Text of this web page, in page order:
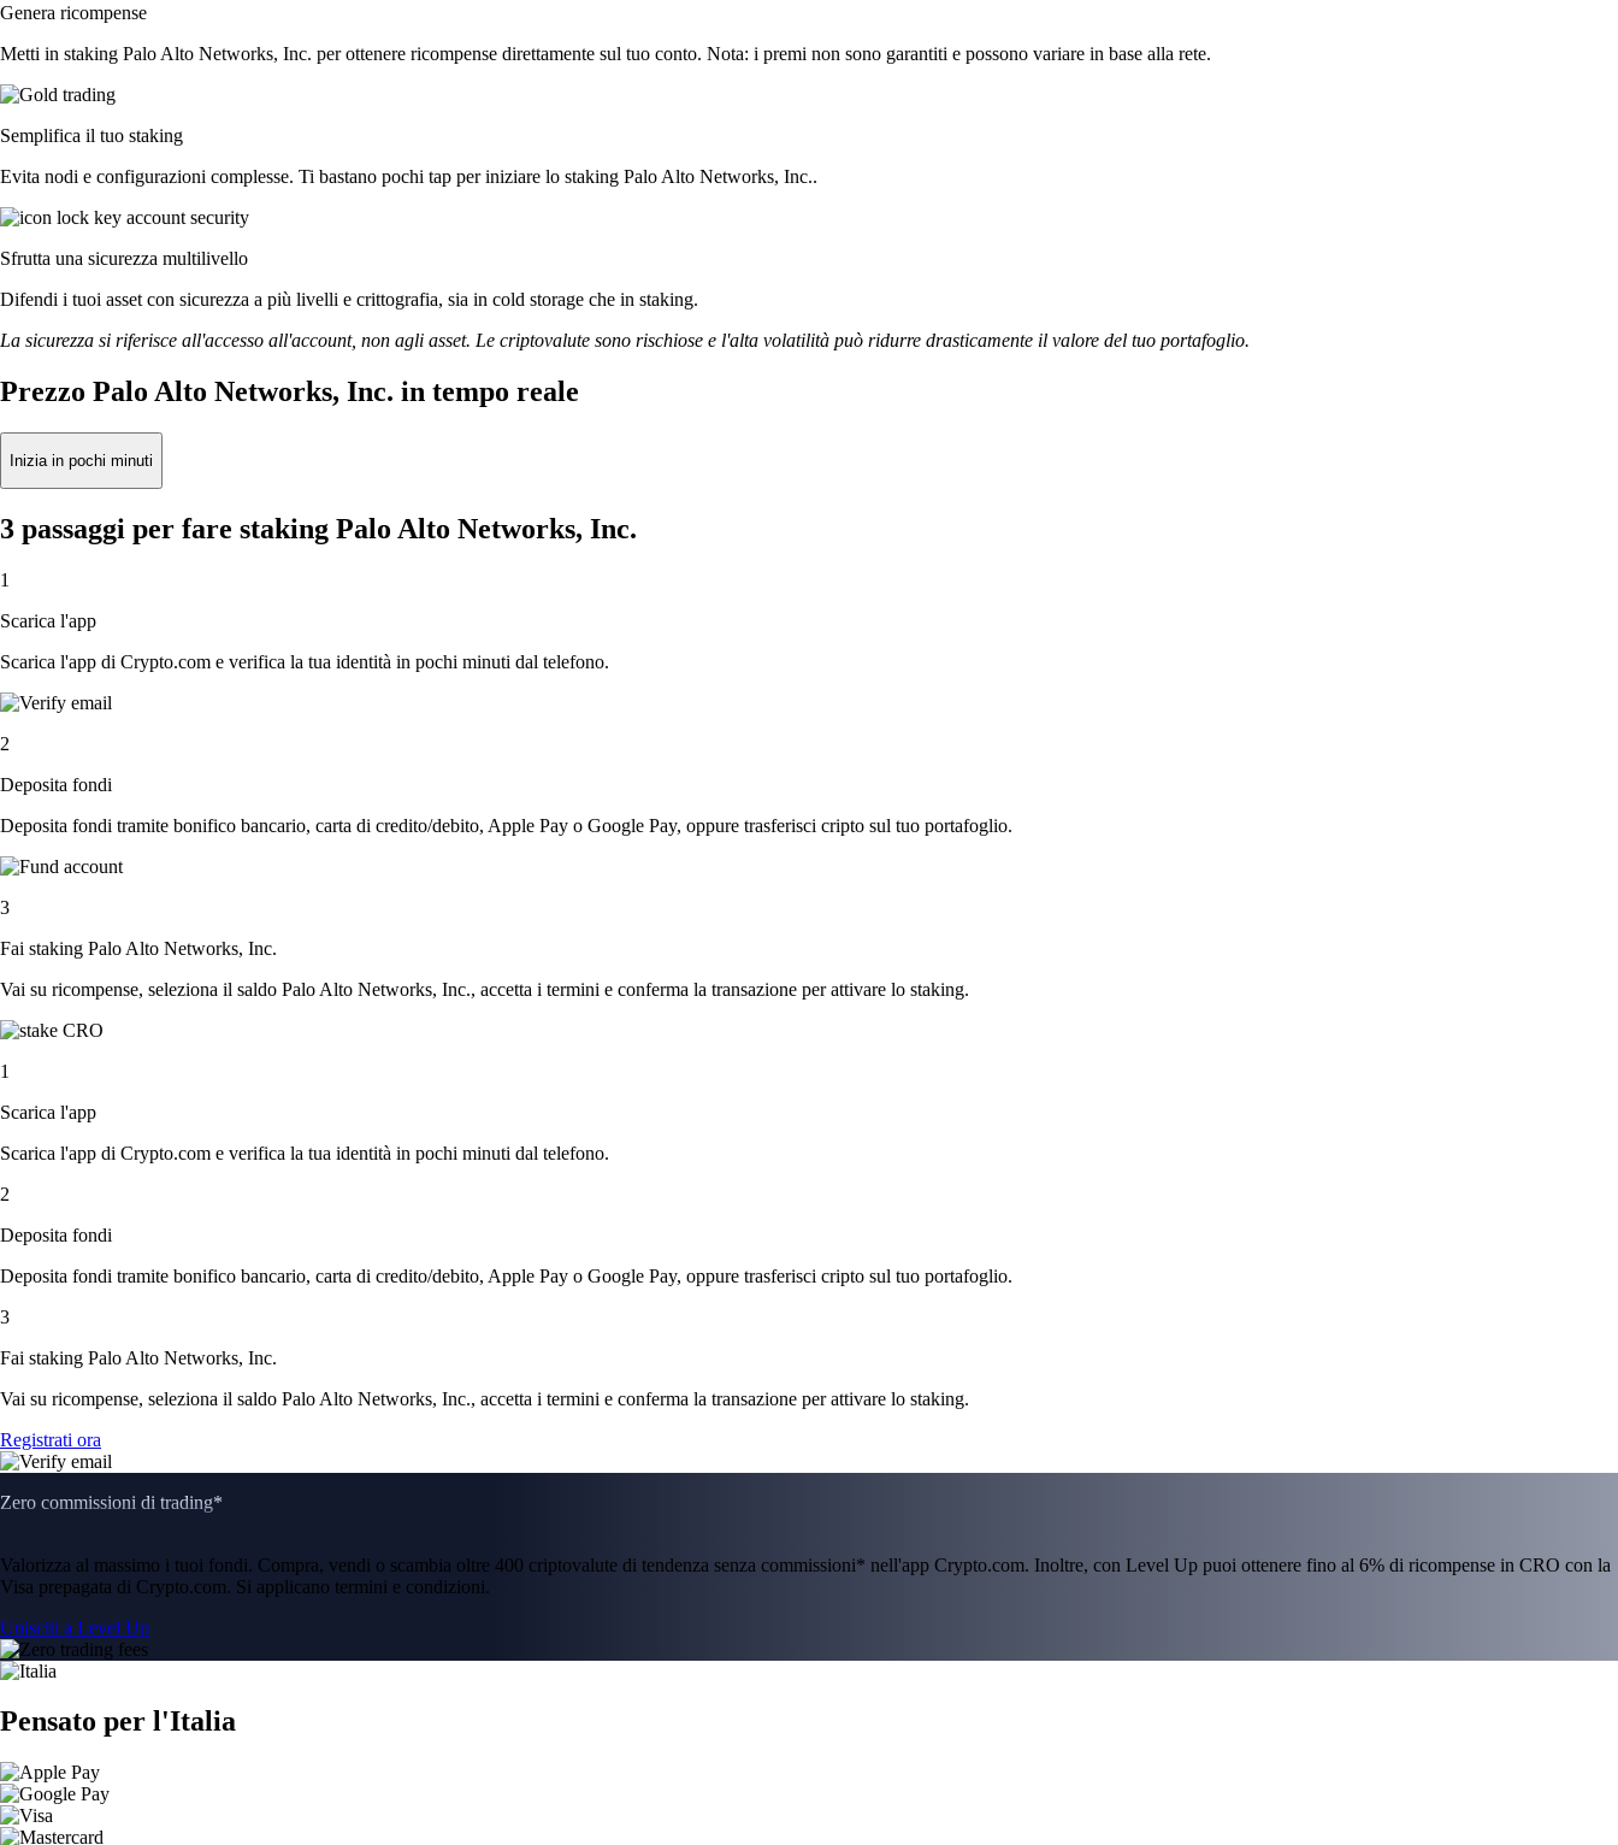
Genera ricompense
Metti in staking Palo Alto Networks, Inc. per ottenere ricompense direttamente sul tuo conto. Nota: i premi non sono garantiti e possono variare in base alla rete.
Semplifica il tuo staking
Evita nodi e configurazioni complesse. Ti bastano pochi tap per iniziare lo staking Palo Alto Networks, Inc..
Sfrutta una sicurezza multilivello
Difendi i tuoi asset con sicurezza a più livelli e crittografia, sia in cold storage che in staking.
La sicurezza si riferisce all'accesso all'account, non agli asset. Le criptovalute sono rischiose e l'alta volatilità può ridurre drasticamente il valore del tuo portafoglio.
Prezzo Palo Alto Networks, Inc. in tempo reale
Inizia in pochi minuti
3 passaggi per fare staking Palo Alto Networks, Inc.
1
Scarica l'app
Scarica l'app di Crypto.com e verifica la tua identità in pochi minuti dal telefono.
2
Deposita fondi
Deposita fondi tramite bonifico bancario, carta di credito/debito, Apple Pay o Google Pay, oppure trasferisci cripto sul tuo portafoglio.
3
Fai staking Palo Alto Networks, Inc.
Vai su ricompense, seleziona il saldo Palo Alto Networks, Inc., accetta i termini e conferma la transazione per attivare lo staking.
1
Scarica l'app
Scarica l'app di Crypto.com e verifica la tua identità in pochi minuti dal telefono.
2
Deposita fondi
Deposita fondi tramite bonifico bancario, carta di credito/debito, Apple Pay o Google Pay, oppure trasferisci cripto sul tuo portafoglio.
3
Fai staking Palo Alto Networks, Inc.
Vai su ricompense, seleziona il saldo Palo Alto Networks, Inc., accetta i termini e conferma la transazione per attivare lo staking.
Registrati ora
Zero commissioni di trading*
Valorizza al massimo i tuoi fondi. Compra, vendi o scambia oltre 400 criptovalute di tendenza senza commissioni* nell'app Crypto.com. Inoltre, con Level Up puoi ottenere fino al 6% di ricompense in CRO con la
Visa prepagata di Crypto.com. Si applicano termini e condizioni.
Unisciti a Level Up
Pensato per l'Italia